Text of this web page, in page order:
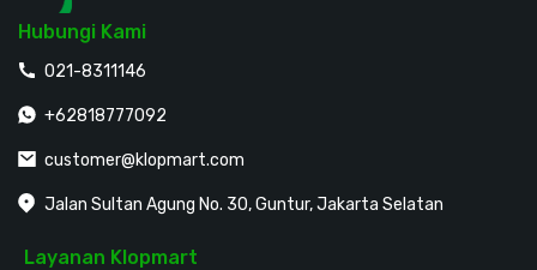
Hubungi Kami
021-8311146
+62818777092
customer@klopmart.com
Jalan Sultan Agung No. 30, Guntur, Jakarta Selatan
Layanan Klopmart